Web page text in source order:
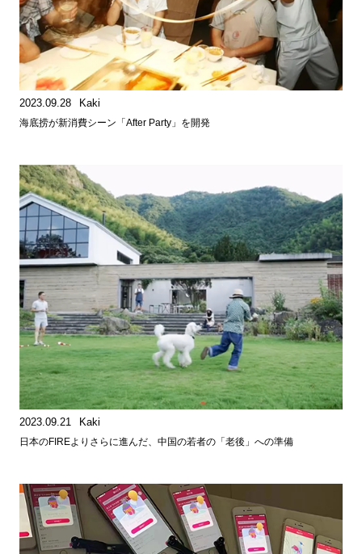
2023.09.28 Kaki
海底捞が新消費シーン「After Party」を開発
2023.09.21 Kaki
日本のFIREよりさらに進んだ、中国の若者の「老後」への準備